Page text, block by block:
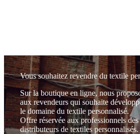
Vous souhaitez revendre du textile
Sur la boutique en ligne, nous
aux revendeurs qui souhaite
le domaine du textile personnalisé.
Offre réservée aux professionnels
distributeurs de textiles personnalisés.